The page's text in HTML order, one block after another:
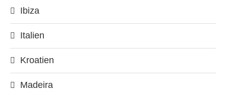
Ibiza
Italien
Kroatien
Madeira